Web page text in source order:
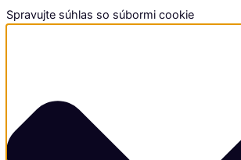
Spravujte súhlas so súbormi cookie